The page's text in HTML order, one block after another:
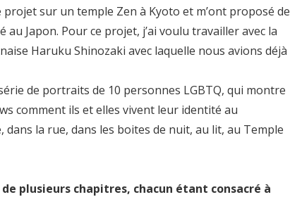
sur un temple Zen à Kyoto et m’ont proposé de
Japon. Pour ce projet, j’ai voulu travailler avec la
Haruku Shinozaki avec laquelle nous avions déjà
de portraits de 10 personnes LGBTQ, qui montre
comment ils et elles vivent leur identité au
la rue, dans les boites de nuit, au lit, au Temple
plusieurs chapitres, chacun étant consacré à